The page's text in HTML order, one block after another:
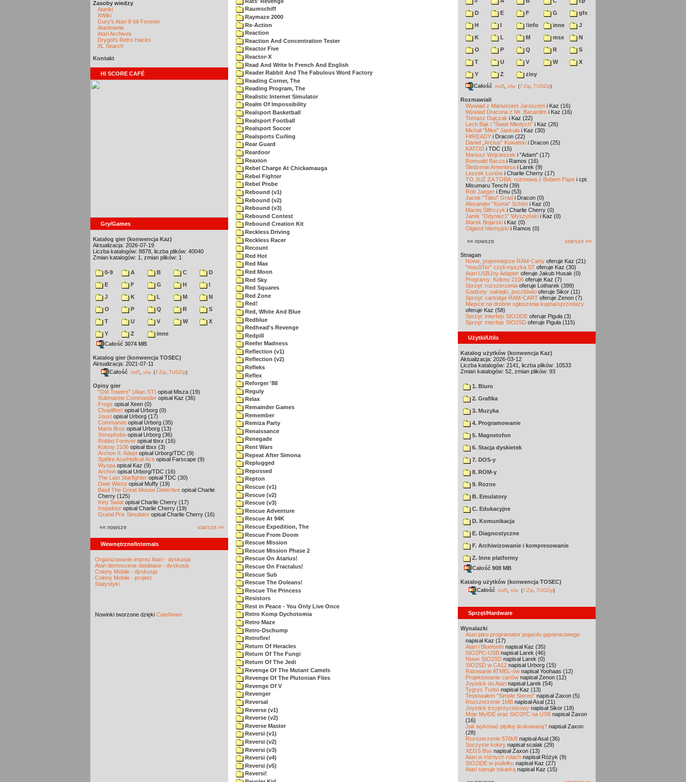
Zasoby wiedzy
Atariki
XWiki
Gury's Atari 8-bit Forever
Atarimania
Atari Archives
Drygol's Retro Hacks
XL Search
Kontakt
HI SCORE CAFÉ
Gry/Games
Katalog gier (konwencja Kaz)
Aktualizacja: 2026-07-19
Liczba katalogów: 8878, liczba plików: 40040
Zmian katalogów: 1, zmian plików: 1
0-9 A B C
D
E
F G H
I
J
K L M
N
O
P Q R
S
T
U V W
X
Y
Z
inne
Całość 3074 MB
Katalog gier (konwencja TOSEC)
Aktualizacja: 2021-07-11
Całość md5 sha (7-Zip TUGZip)
Opisy gier
"Old Towers" (Atari ST) opisał Misza (19)
Submarine Commander opisał Kaz (36)
Frogs opisał Xeen (0)
Choplifter! opisał Urborg (0)
Joust opisał Urborg (17)
Commando opisał Urborg (35)
Mario Bros opisał Urborg (13)
Xenophobe opisał Urborg (36)
Robbo Forever opisał tbxx (16)
Kolony 2106 opisał tbxx (3)
Archon II: Adept opisał Urborg/TDC (9)
Spitfire Ace/Hellcat Ace opisał Farscape (9)
Wyspa opisał Kaz (9)
Archon opisał Urborg/TDC (16)
The Last Starfighter opisał TDC (30)
Dwie Wieże opisał Muffy (19)
Basil The Great Mouse Detective opisał Charlie
Cherry (125)
Inny Świat opisał Charlie Cherry (17)
Inspektor opisał Charlie Cherry (19)
Grand Prix Simulator opisał Charlie Cherry (16)
«« nowsze starsze »»
Wewnętrzne/Internals
Organizowanie imprez Atari - dyskusja
Atari demoscene database - dyskusja
Colony Mobile - dyskusja
Colony Mobile - projekt
Statystyki
Nowinki tworzone dzięki CuteNews
Raumschiff
Raymaze 2000
Re-Action
Reaction
Reaction And Concentration Tester
Reactor Five
Reactor-X
Read And Write In French And English
Reader Rabbit And The Fabulous Word Factory
Reading Corner, The
Reading Program, The
Realistic Internet Simulator
Realm Of Impossibility
Realsport Basketball
Realsport Football
Realsport Soccer
Realsports Curling
Rear Guard
Reardoor
Reaxion
Rebel Charge At Chickamauga
Rebel Fighter
Rebel Probe
Rebound (v1)
Rebound (v2)
Rebound (v3)
Rebound Contest
Rebound Creation Kit
Reckless Driving
Reckless Racer
Recount
Red Hot
Red Max
Red Moon
Red Sky
Red Squares
Red Zone
Red!
Red, White And Blue
Redblue
Redhead's Revenge
Redpill
Reefer Madness
Reflection (v1)
Reflection (v2)
Refleks
Reflex
Reforger '88
Reguly
Relax
Remainder Games
Remember
Remiza Party
Renaissance
Renegade
Rent Wars
Repeat After Simona
Replugged
Repossed
Repton
Rescue (v1)
Rescue (v2)
Rescue (v3)
Rescue Adventure
Rescue At 94K
Rescue Expedition, The
Rescue From Doom
Rescue Mission
Rescue Mission Phase 2
Rescue On Atarius!
Rescue On Fractalus!
Rescue Sub
Rescue The Ooleans!
Rescue The Princess
Resistors
Rest in Peace - You Only Live Once
Retro Komp Dychotomia
Retro Maze
Retro-Dschump
Retrofire!
Return Of Heracles
Return Of The Fungi
Return Of The Jedi
Revenge Of The Mutant Camels
Revenge Of The Plutonian Flies
Revenge Of V
Revenger
Reversal
Reverse (v1)
Reverse (v2)
Reverse Master
Reversi (v1)
Reversi (v2)
Reversi (v3)
Reversi (v4)
Reversi (v5)
Reversi!
D
E F G
gfx
H
I !info inne
J
K
L M msx
N
O
P Q R
S
T
U V W
X
Y
Z
ziny
Całość md5 sha (7-Zip TUGZip)
Rozmawiali
Wywiad z Mariuszem Jaroszem i Kaz (16)
Wywiad Dracona z Mr. Bacardim i Kaz (16)
Tomasz Dajczak i Kaz (22)
Lech Bąk i "Świat Młodych" i Kaz (26)
Michał "Mike" Jaskuła i Kaz (30)
F#READY i Dracon (22)
Daniel „Arctus” Kowalski i Dracon (25)
KATOD i TDC (15)
Mariusz Wojcieszek i "Adam" (17)
Romuald Bacza i Ramos (16)
Śledzenie Amentesa i Larek (9)
Leszek Łuciów i Charlie Cherry (17)
TO JUŻ ZA TOBĄ: rozmowa z Bobem Pape i cpt.
Misumaru Tenchi (39)
Rob Jaeger i Emu (53)
Jacek "Tabu" Grad i Dracon (0)
Alexander "Koma" Schön i Kaz (0)
Maciej Ślifirczyk i Charlie Cherry (0)
Jarek "Odyniec1" Wyszyński i Kaz (0)
Marek Bojarski i Kaz (0)
Olgierd Niemyjski i Ramos (0)
«« nowsze starsze »»
Stragan
Nowe, pojemniejsze RAM-Carty oferuje Kaz (21)
"mouSTer" czyli myszka ST oferuje Kaz (30)
Atari USBJoy Adapter oferuje Jakub Husak (0)
Programy: Kolony 2106 oferuje Kaz (7)
Sprzęt: rozszerzenia oferuje Lotharek (399)
Gadżety: naklejki, pocztówki oferuje Sikor (11)
Sprzęt: cartridge RAM-CART oferuje Zenon (7)
Miejsce na drobne ogłoszenia kupna/sprzedaży
oferuje Kaz (58)
Sprzęt: interfejs SIO2IDE oferuje Piguła (3)
Sprzęt: interfejs SIO2SD oferuje Piguła (115)
Użytki/Utils
Katalog użytków (konwencja Kaz)
Aktualizacja: 2026-03-12
Liczba katalogów: 2141, liczba plików: 10533
Zmian katalogów: 52, zmian plików: 93
1. Biuro
2. Grafika
3. Muzyka
4. Programowanie
5. Magnetofon
6. Stacja dyskietek
7. DOS-y
8. ROM-y
9. Rozne
B. Emulatory
C. Edukacyjne
D. Komunikacja
E. Diagnostyczne
F. Archiwizowanie i kompresowanie
Z. Inne platformy
Całość 908 MB
Katalog użytków (konwencja TOSEC)
Całość md5 sha (7-Zip TUGZip)
Sprzęt/Hardware
Wynalazki
Atari jako programator pojazdu gąsienicowego
napisał Kaz (17)
Atari i Bluetooth napisał Kaz (35)
SIO2PC-USB napisał Larek (46)
Nowe SIO2SD napisał Larek (0)
SIO2SD w CA12 napisał Urborg (15)
Ratowanie ATMEL-ów napisał Yoohaas (12)
Projektowanie cartów napisał Zenon (12)
Joystick do Atari napisał Larek (54)
Tygrys Turbo napisał Kaz (13)
Testowałem "Simple Stereo" napisał Zaxon (5)
Rozszerzenie 1MB napisał Asal (21)
Joystick trzyprzyciskowy napisał Sikor (18)
Moje MyIDE oraz SIO2PC na USB napisał Zaxon
(16)
Jak wykonać płytkę drukowaną? napisał Zaxon
(28)
Rozszerzenie 576kB napisał Asal (36)
Soczyste kolory napisał scalak (29)
XEGS Box napisał Zaxon (13)
Atari w różnych rolach napisał Różyk (9)
SIO2IDE w pudełku napisał Kaz (27)
Atari steruje tokarką napisał Kaz (15)